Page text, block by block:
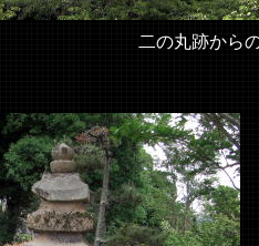
二の丸跡から